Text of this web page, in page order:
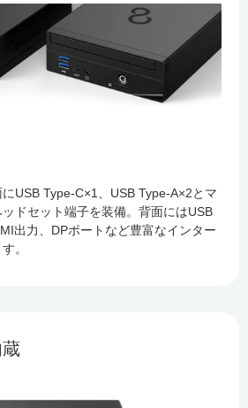
USB Type-C×1、USB Type-A×2とマ
ドセット端子を装備。背面にはUSB
出力、DPポートなど豊富なインター
。